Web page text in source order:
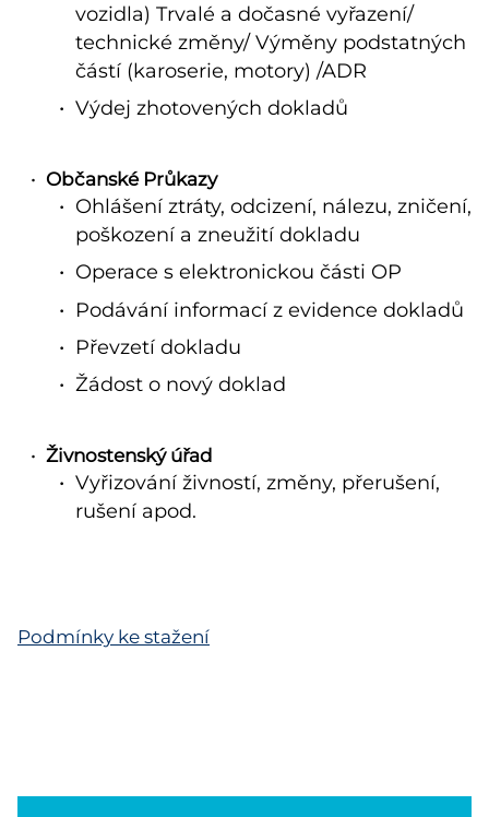
vozidla) Trvalé a dočasné vyřazení/
technické změny/ Výměny podstatných
částí (karoserie, motory) /ADR
Výdej zhotovených dokladů
Občanské Průkazy
Ohlášení ztráty, odcizení, nálezu, zničení,
poškození a zneužití dokladu
Operace s elektronickou části OP
Podávání informací z evidence dokladů
Převzetí dokladu
Žádost o nový doklad
Živnostenský úřad
Vyřizování živností, změny, přerušení,
rušení apod.
Podmínky ke stažení